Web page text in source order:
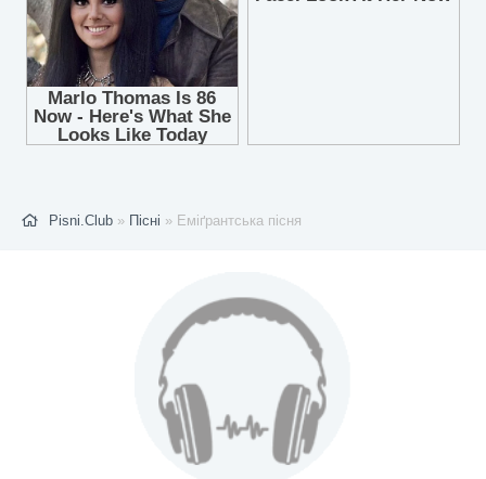
Pisni.Club » Пісні » Еміґрантська пісня